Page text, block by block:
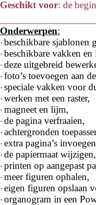
Geschikt voor: de
Onderwerpen:
· beschikbare sjablonen
· beschikbare vakken en
· deze uitgebreid
· foto’s toevoegen aan
· speciale vakken voor
· werken met een raster,
· magneet en lijm,
· de pagina verfraaien,
· achtergronden
· extra pagina’s
· de papiermaat wijzigen,
· printen op aangepast
· meer figuren ophalen,
· eigen figuren opslaan
· organogram in een